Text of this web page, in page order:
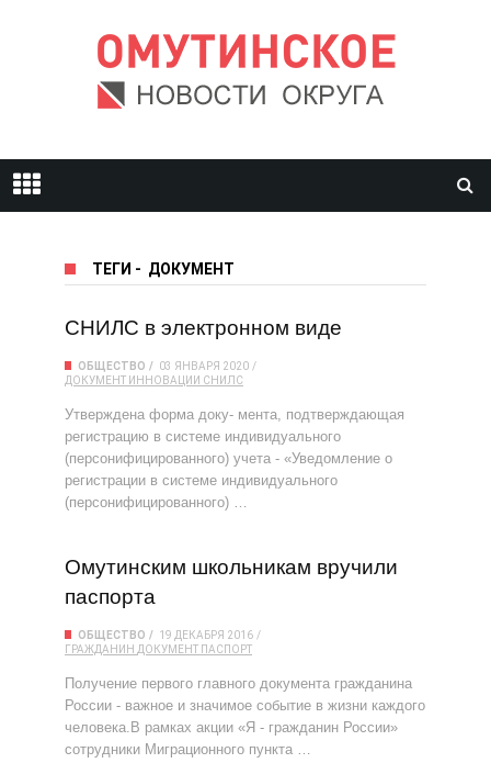
ТЕГИ - ДОКУМЕНТ
СНИЛС в электронном виде
ОБЩЕСТВО
03 ЯНВАРЯ 2020
ДОКУМЕНТ ИННОВАЦИИ СНИЛС
Утверждена форма доку- мента, подтверждающая
регистрацию в системе индивидуального
(персонифицированного) учета - «Уведомление о
регистрации в системе индивидуального
(персонифицированного) …
Омутинским школьникам вручили
паспорта
ОБЩЕСТВО
19 ДЕКАБРЯ 2016
ГРАЖДАНИН ДОКУМЕНТ ПАСПОРТ
Получение первого главного документа гражданина
России - важное и значимое событие в жизни каждого
человека.В рамках акции «Я - гражданин России»
сотрудники Миграционного пункта …